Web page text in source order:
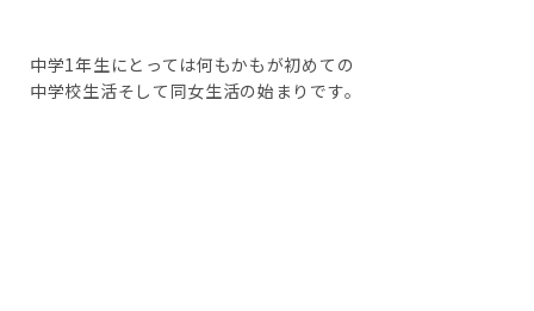
中学1年生にとっては何もかもが初めての
中学校生活そして同女生活の始まりです。